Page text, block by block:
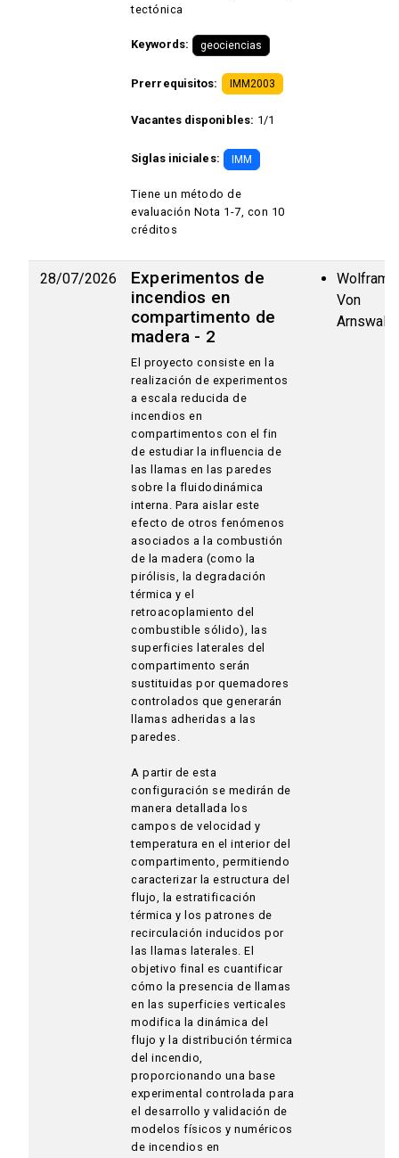
tectónica
Keywords: geociencias
Prerrequisitos: IMM2003
Vacantes disponibles: 1/1
Siglas iniciales: IMM
Tiene un método de
evaluación Nota 1-7, con 10
créditos
28/07/2026
Experimentos de
incendios en
compartimento de
madera - 2
El proyecto consiste en la
realización de experimentos
a escala reducida de
incendios en
compartimentos con el fin
de estudiar la influencia de
las llamas en las paredes
sobre la fluidodinámica
interna. Para aislar este
efecto de otros fenómenos
asociados a la combustión
de la madera (como la
pirólisis, la degradación
térmica y el
retroacoplamiento del
combustible sólido), las
superficies laterales del
compartimento serán
sustituidas por quemadores
controlados que generarán
llamas adheridas a las
paredes.
A partir de esta
configuración se medirán de
manera detallada los
campos de velocidad y
temperatura en el interior del
compartimento, permitiendo
caracterizar la estructura del
flujo, la estratificación
térmica y los patrones de
recirculación inducidos por
las llamas laterales. El
objetivo final es cuantificar
cómo la presencia de llamas
en las superficies verticales
modifica la dinámica del
flujo y la distribución térmica
del incendio,
proporcionando una base
experimental controlada para
el desarrollo y validación de
modelos físicos y numéricos
de incendios en
Wolfram
Von
Arnswaldt